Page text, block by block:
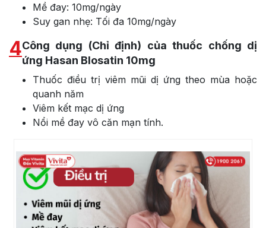
Mề đay: 10mg/ngày
Suy gan nhẹ: Tối đa 10mg/ngày
4Công dụng (Chỉ định) của thuốc chống dị
ứng Hasan Blosatin 10mg
Thuốc điều trị viêm mũi dị ứng theo mùa hoặc
quanh năm
Viêm kết mạc dị ứng
Nổi mề đay vô căn mạn tính.